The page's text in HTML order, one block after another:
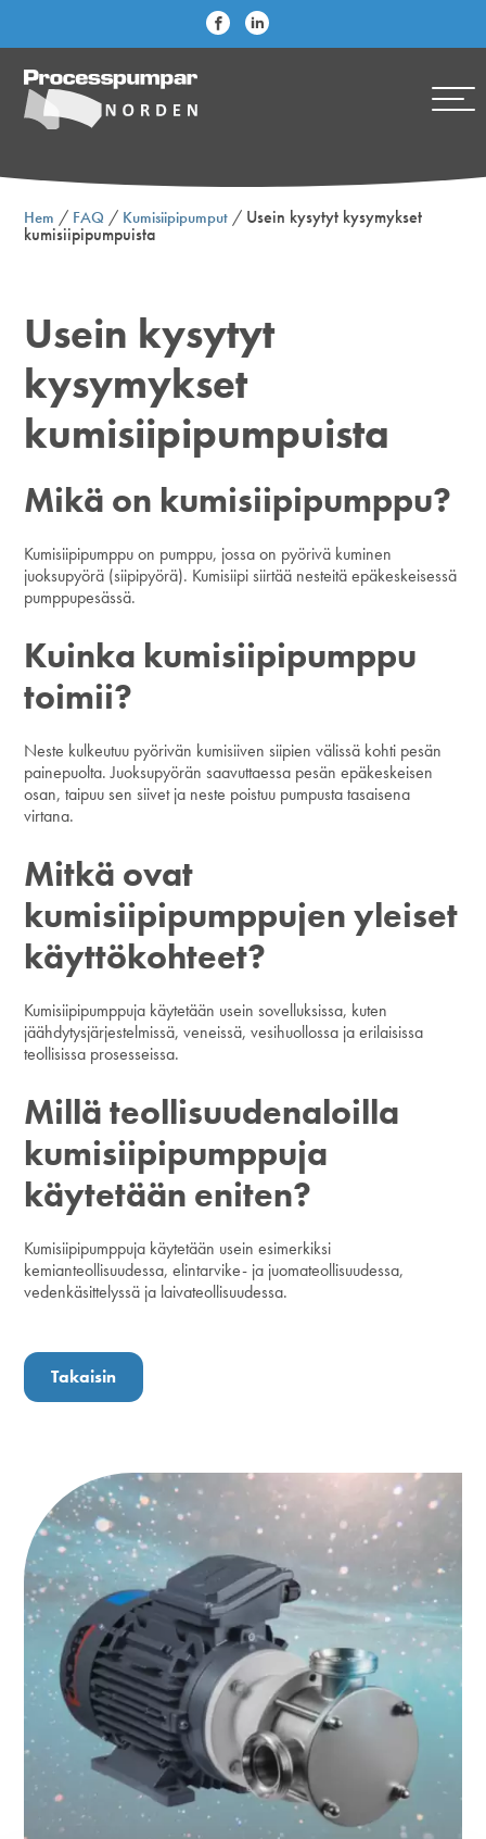
Hem / FAQ / Kumisiipipumput / Usein kysytyt kysymykset
kumisiipipumpuista
Usein kysytyt
kysymykset
kumisiipipumpuista
Mikä on kumisiipipumppu?
Kumisiipipumppu on pumppu, jossa on pyörivä kuminen
juoksupyörä (siipipyörä). Kumisiipi siirtää nesteitä epäkeskeisessä
pumppupesässä.
Kuinka kumisiipipumppu
toimii?
Neste kulkeutuu pyörivän kumisiiven siipien välissä kohti pesän
painepuolta. Juoksupyörän saavuttaessa pesän epäkeskeisen
osan, taipuu sen siivet ja neste poistuu pumpusta tasaisena
virtana.
Mitkä ovat
kumisiipipumppujen yleiset
käyttökohteet?
Kumisiipipumppuja käytetään usein sovelluksissa, kuten
jäähdytysjärjestelmissä, veneissä, vesihuollossa ja erilaisissa
teollisissa prosesseissa.
Millä teollisuudenaloilla
kumisiipipumppuja
käytetään eniten?
Kumisiipipumppuja käytetään usein esimerkiksi
kemianteollisuudessa, elintarvike- ja juomateollisuudessa,
vedenkäsittelyssä ja laivateollisuudessa.
Takaisin